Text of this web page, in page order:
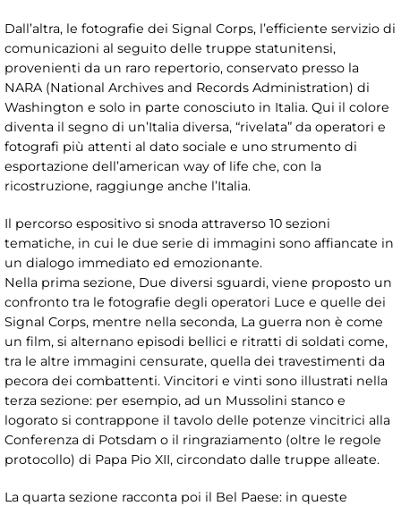
Dall’altra, le fotografie dei Signal Corps, l’efficiente servizio di
comunicazioni al seguito delle truppe statunitensi,
provenienti da un raro repertorio, conservato presso la
NARA (National Archives and Records Administration) di
Washington e solo in parte conosciuto in Italia. Qui il colore
diventa il segno di un’Italia diversa, “rivelata” da operatori e
fotografi più attenti al dato sociale e uno strumento di
esportazione dell’american way of life che, con la
ricostruzione, raggiunge anche l’Italia.
Il percorso espositivo si snoda attraverso 10 sezioni
tematiche, in cui le due serie di immagini sono affiancate in
un dialogo immediato ed emozionante.
Nella prima sezione, Due diversi sguardi, viene proposto un
confronto tra le fotografie degli operatori Luce e quelle dei
Signal Corps, mentre nella seconda, La guerra non è come
un film, si alternano episodi bellici e ritratti di soldati come,
tra le altre immagini censurate, quella dei travestimenti da
pecora dei combattenti. Vincitori e vinti sono illustrati nella
terza sezione: per esempio, ad un Mussolini stanco e
logorato si contrappone il tavolo delle potenze vincitrici alla
Conferenza di Potsdam o il ringraziamento (oltre le regole
protocollo) di Papa Pio XII, circondato dalle truppe alleate.
La quarta sezione racconta poi il Bel Paese: in queste